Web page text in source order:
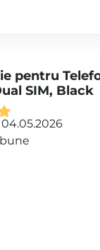
pentru
SIM, Black
5
04.05.2026